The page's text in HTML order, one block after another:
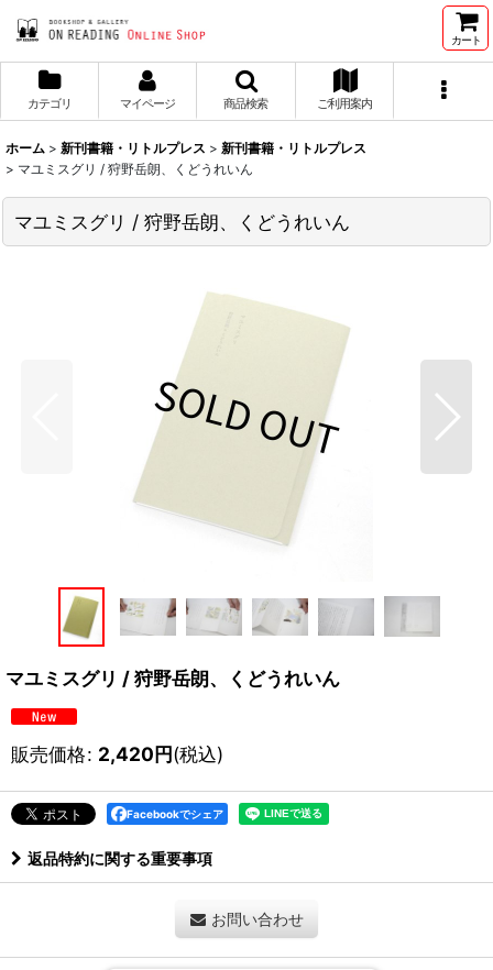
カート
カテゴリ マイページ 商品検索 ご利用案内
ホーム > 新刊書籍・リトルプレス > 新刊書籍・リトルプレス
> マユミスグリ / 狩野岳朗、くどうれいん
マユミスグリ / 狩野岳朗、くどうれいん
マユミスグリ / 狩野岳朗、くどうれいん
販売価格: 2,420円(税込)
Facebookでシェア
返品特約に関する重要事項
お問い合わせ